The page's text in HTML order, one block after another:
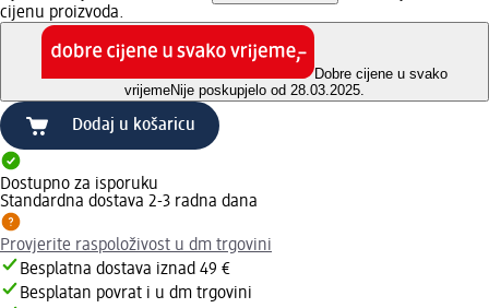
cijenu proizvoda.
Dobre cijene u svako
vrijemeNije poskupjelo od 28.03.2025.
Dodaj u košaricu
Dostupno za isporuku
Standardna dostava 2-3 radna dana
Provjerite raspoloživost u dm trgovini
Besplatna dostava iznad 49 €
Besplatan povrat i u dm trgovini